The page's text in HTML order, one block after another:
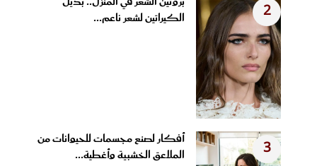
2
الكيراتين لشعر ناعم...
3
أفكار لصنع مجسمات للحيوانات من
الملاعق الخشبية وأغطية...